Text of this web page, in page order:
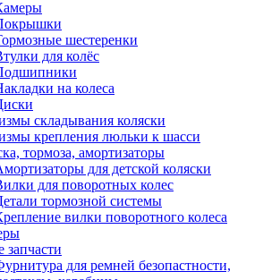
шестеренки
для колёс
на колеса
складывания коляски
крепления люльки к шасси
тормоза, амортизаторы
для детской коляски
для поворотных колес
тормозной системы
вилки поворотного колеса
запчасти
для ремней безопастности,